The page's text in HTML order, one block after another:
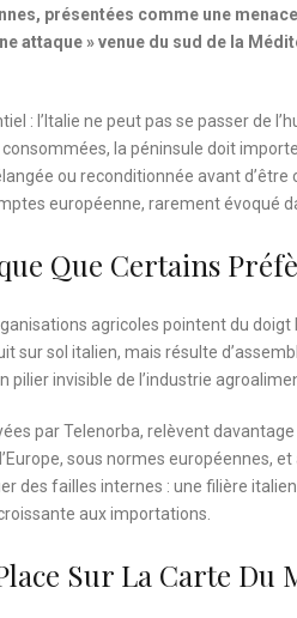
présentées comme une
attaque » venue du sud de la
: l’Italie ne peut pas se passer de
la péninsule doit
ou reconditionnée avant
européenne, rarement évoqué
Que Certains
agricoles pointent du
sur sol italien, mais résulte
pilier invisible de l’industrie
par Telenorba, relèvent
sous normes européennes,
des failles internes : une filière
aux importations.
Sur La Carte Du